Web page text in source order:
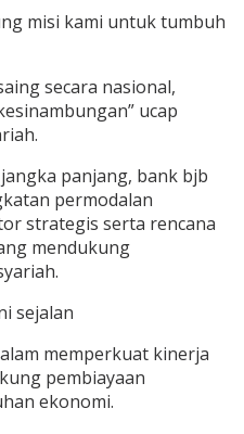
misi kami untuk tumbuh
secara nasional,
ucap
panjang, bank bjb
permodalan
strategis serta rencana
mendukung
sejalan
memperkuat kinerja
pembiayaan
ekonomi.